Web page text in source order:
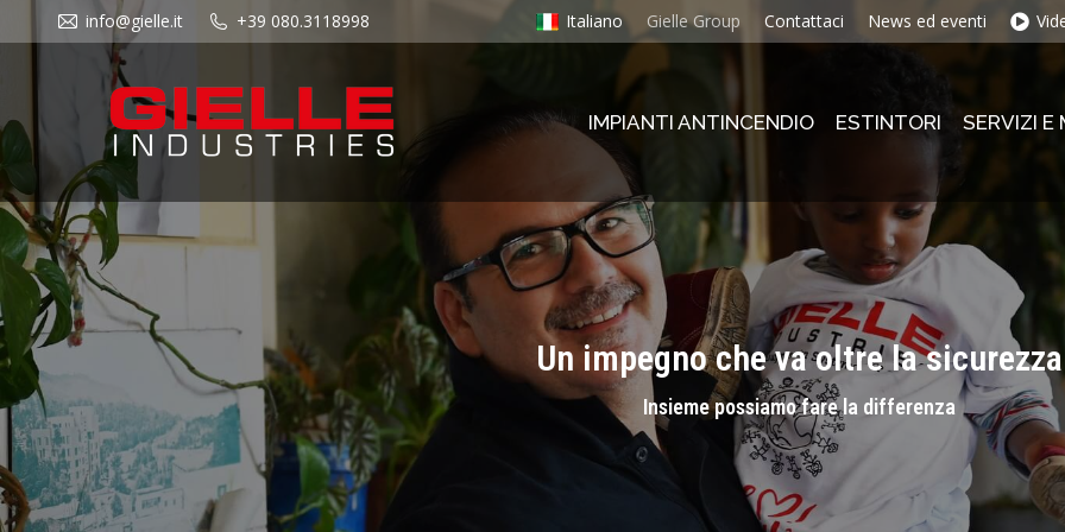
info@gielle.it +39 080.3118998 Italiano Gielle Group Contattaci News ed eventi
IMPIANTI ANTINCENDIO ESTINTORI SERVIZI E
Un impegno che va oltre la sicurezza
Insieme possiamo fare la differenza
IMPIANTI ANTINCENDIO ESTINTORI SERVIZI E